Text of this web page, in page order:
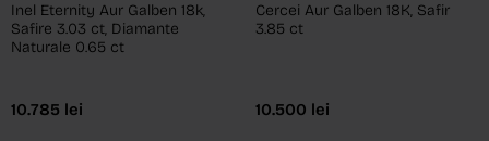
Inel Eternity Aur Galben 18k,
Safire 3.03 ct, Diamante
Naturale 0.65 ct
10.785 lei
Cercei Aur Galben 18K, Safir
3.85 ct
10.500 lei